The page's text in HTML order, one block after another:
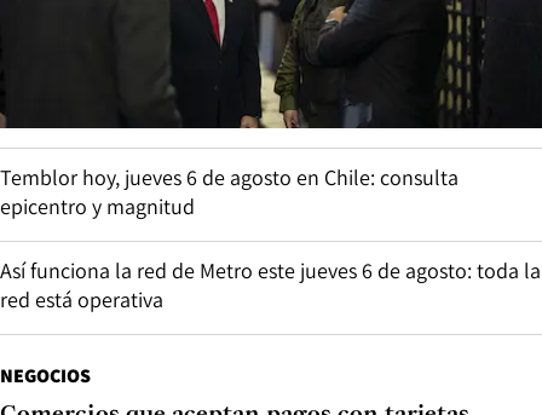
Temblor hoy, jueves 6 de agosto en Chile: consulta
epicentro y magnitud
Así funciona la red de Metro este jueves 6 de agosto: toda la
red está operativa
NEGOCIOS